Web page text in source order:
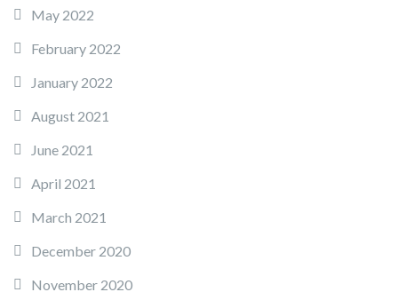
May 2022
February 2022
January 2022
August 2021
June 2021
April 2021
March 2021
December 2020
November 2020